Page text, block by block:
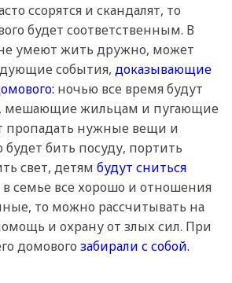
ссорятся и скандалят, то
будет соответственным. В
умеют жить дружно, может
события, доказывающие
ночью все время будут
мешающие жильцам и пугающие
пропадать нужные вещи и
бить посуду, портить
свет, детям будут сниться
в семье все хорошо и отношения
то можно рассчитывать на
и охрану от злых сил. При
домового забирали с собой.